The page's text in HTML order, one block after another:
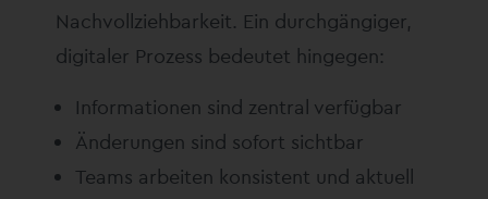
Nachvollziehbarkeit. Ein durchgängiger,
digitaler Prozess bedeutet hingegen:
Informationen sind zentral verfügbar
Änderungen sind sofort sichtbar
Teams arbeiten konsistent und aktuell